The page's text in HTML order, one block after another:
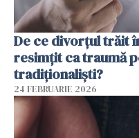
De ce divorțul trăit
resimțit ca traumă
tradiționaliști?
24 FEBRUARIE 2026